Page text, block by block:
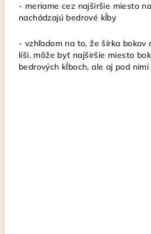
- meriame cez najširšie miesto
nachádzajú bedrové kĺby
- vzhľadom na to, že šírka bokov
líši, môže byť najširšie miesto
bedrových kĺboch, ale aj pod